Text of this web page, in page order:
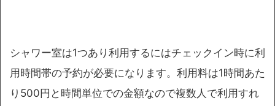
シャワー室は1つあり利用するにはチェックイン時に利
用時間帯の予約が必要になります。利用料は1時間あた
り500円と時間単位での金額なので複数人で利用すれ